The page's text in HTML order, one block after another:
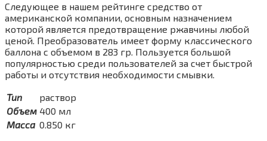
Следующее в нашем рейтинге средство от
американской компании, основным назначением
которой является предотвращение ржавчины любой
ценой. Преобразователь имеет форму классического
баллона с объемом в 283 гр. Пользуется большой
популярностью среди пользователей за счет быстрой
работы и отсутствия необходимости смывки.
Тип
раствор
Объем 400 мл
Масса 0.850 кг